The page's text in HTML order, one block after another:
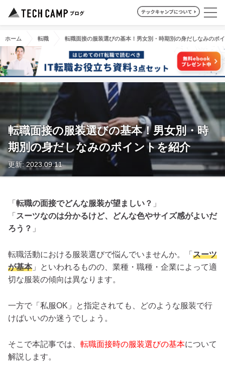
ホーム 転職 転職面接の服装選びの基本！男女別・時期別の身だしなみのポ
転職面接の服装選びの基本！男女別・時
期別の身だしなみのポイントを紹介
更新: 2023.09.11
「 転職の面接でどんな服装が望ましい？ 」
「 スーツなのは分かるけど、どんな色やサイズ感がよいだ
ろう？ 」
転職活動における服装選びで悩んでいませんか。「 スーツ
が基本」といわれるものの、業種・職種・企業によって適
切な服装の傾向は異なります。
一方で「私服OK」と指定されても、どのような服装で行
けばいいのか迷うでしょう。
そこで本記事では、 転職面接時の服装選びの基本について
解説します。